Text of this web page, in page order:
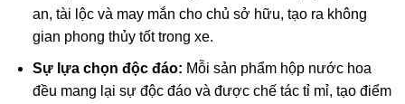
an, tài lộc và may mắn cho chủ sở hữu, tạo ra không
gian phong thủy tốt trong xe.
Sự lựa chọn độc đáo: Mỗi sản phẩm hộp nước hoa
đều mang lại sự độc đáo và được chế tác tỉ mỉ, tạo điểm